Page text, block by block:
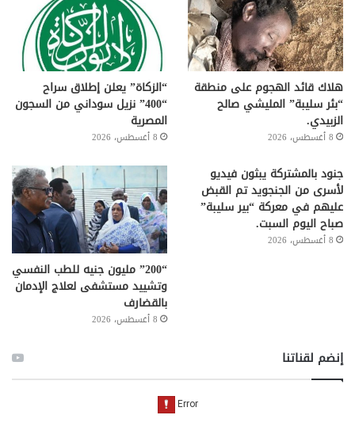
هلاك قائد الهجوم على منطقة
“بئر سليبة” المليشي صالح
الزبيدي.
8 أغسطس، 2026
“الزكاة” يعلن إطلاق سراح
“400” نزيل سوداني من السجون
المصرية
8 أغسطس، 2026
جنود بالمشتركة يبثون فيديو
لأسرى من الجنجويد تم القبض
عليهم في معركة “بير سليبة”
صباح اليوم السبت.
8 أغسطس، 2026
“200” مليون جنيه للطب النفسي
وتشييد مستشفى لعلاج الإدمان
بالقضارف
8 أغسطس، 2026
إنضم لقناتنا